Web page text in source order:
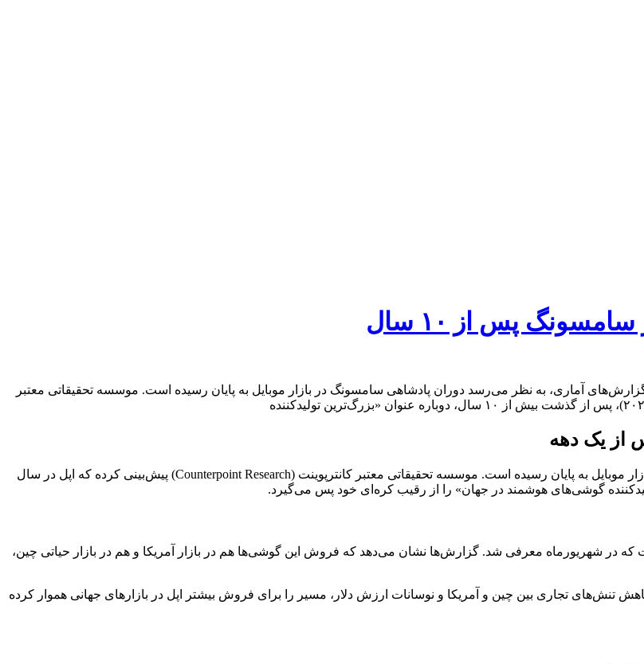
پس از ۱۰ سال
آماری، به نظر می‌رسد دوران پادشاهی سامسونگ در بازار موبایل به پایان رسیده است. موسسه تحقیقاتی معتبر
از یک دهه
طبق جدیدترین گزارش‌های آماری، به نظر می‌رسد دوران پادشاهی سامسونگ در بازار موبایل به پایان رسیده است. موسسه تحقیقاتی معتبر کانترپوینت (Counterpoint Research) پیش‌بینی کرده که اپل در سال
این موفقیت بزرگ، استقبال خیره‌کننده کاربران از سری آیفون ۱۷ است که در شهریورماه معرفی شد. گزارش‌ها نشان می‌دهد که فروش این گوشی‌ها هم در بازار آمریکا و هم در بازار حیاتی چین،
تنش‌های تجاری بین چین و آمریکا و نوسانات ارزش دلار، مسیر را برای فروش بیشتر اپل در بازارهای جهانی هموار کرده